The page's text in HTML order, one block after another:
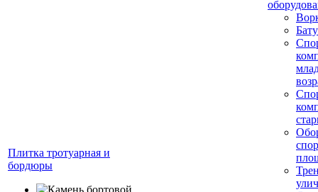
Плитка тротуарная и
бордюры